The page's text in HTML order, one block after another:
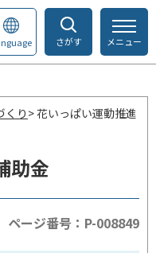
さがす メニュー
くり > 花いっぱい運動推進
助金
ページ番号：P-008849